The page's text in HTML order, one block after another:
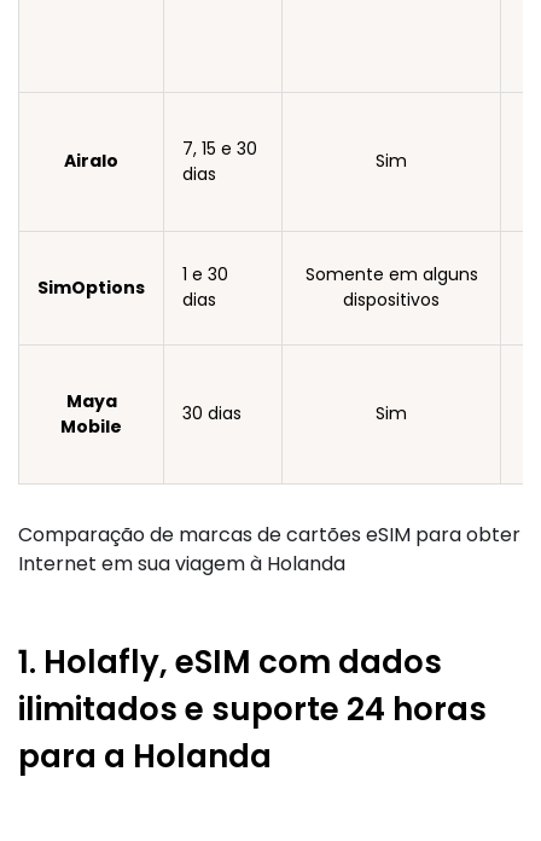
Airalo
7, 15 e 30
dias
Sim
SimOptions
1 e 30
dias
Somente em alguns
dispositivos
Maya
Mobile
30 dias Sim
Comparação de marcas de cartões eSIM para obter
Internet em sua viagem à Holanda
1. Holafly, eSIM com dados
ilimitados e suporte 24 horas
para a Holanda